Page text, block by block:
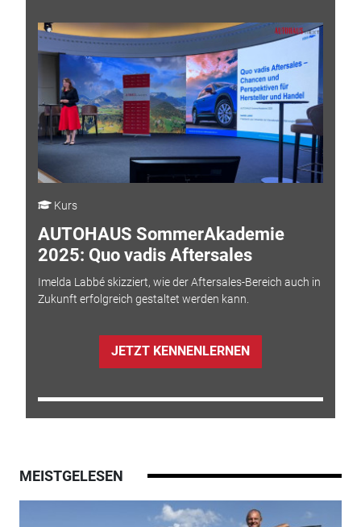
Kurs
AUTOHAUS SommerAkademie
2025: Quo vadis Aftersales
Imelda Labbé skizziert, wie der Aftersales-Bereich auch in
Zukunft erfolgreich gestaltet werden kann.
JETZT KENNENLERNEN
MEISTGELESEN